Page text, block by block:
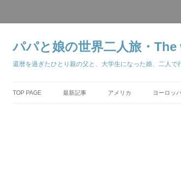
ン
ツ
へ
ス
パパと娘の世界二人旅・
還暦を過ぎたひとり親の父と、大学生になった娘、二人
TOP PAGE 最新記事 アメリカ ヨーロッ